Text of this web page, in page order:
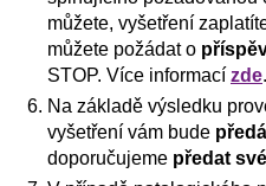
můžete, vyšetření
můžete požádat o
STOP. Více informací zde.
Na základě výsledku
vyšetření vám bude
doporučujeme předat